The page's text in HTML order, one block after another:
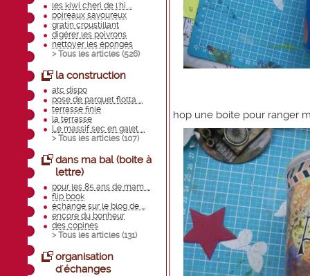
les kiwi cheri de l'hi ...
poireaux savoureux
gratin croustillant
digérer les poivrons
nettoyer les éponges
> Tous les articles (526)
la construction
atc dispo
pose de parquet flotta ...
terrasse finie
la terrasse
Le massif sec en galet ...
> Tous les articles (107)
dans ma bal (boite à
lettre)
pour les 85 ans de mam ...
flip book
échange sur le blog de ...
encore du bonheur
des copines
> Tous les articles (131)
organisation
d'échanges
hop une boite pour ranger